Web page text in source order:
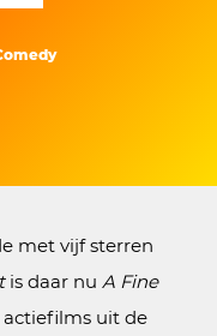
met vijf sterren
is daar nu A Fine
actiefilms uit de